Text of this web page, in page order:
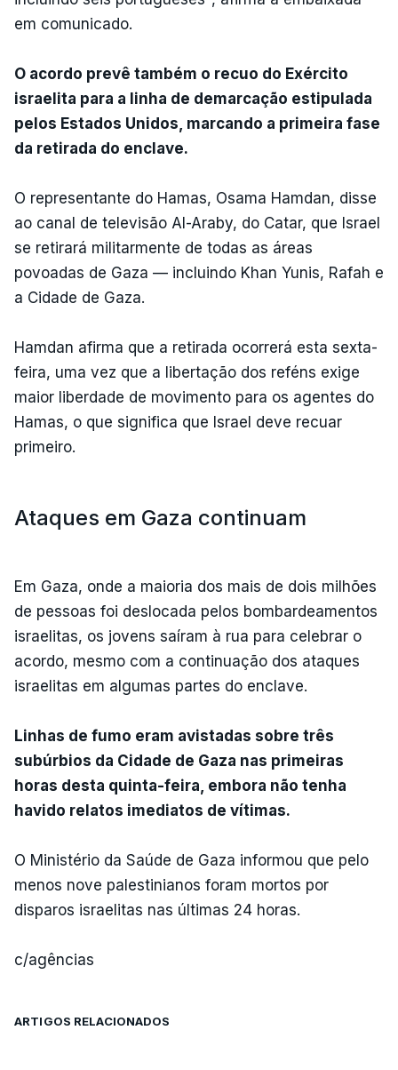
em comunicado.
O acordo prevê também o recuo do Exército
israelita para a linha de demarcação estipulada
pelos Estados Unidos, marcando a primeira fase
da retirada do enclave.
O representante do Hamas, Osama Hamdan, disse
ao canal de televisão Al-Araby, do Catar, que Israel
se retirará militarmente de todas as áreas
povoadas de Gaza — incluindo Khan Yunis, Rafah e
a Cidade de Gaza.
Hamdan afirma que a retirada ocorrerá esta sexta-
feira, uma vez que a libertação dos reféns exige
maior liberdade de movimento para os agentes do
Hamas, o que significa que Israel deve recuar
primeiro.
Ataques em Gaza continuam
Em Gaza, onde a maioria dos mais de dois milhões
de pessoas foi deslocada pelos bombardeamentos
israelitas, os jovens saíram à rua para celebrar o
acordo, mesmo com a continuação dos ataques
israelitas em algumas partes do enclave.
Linhas de fumo eram avistadas sobre três
subúrbios da Cidade de Gaza nas primeiras
horas desta quinta-feira, embora não tenha
havido relatos imediatos de vítimas.
O Ministério da Saúde de Gaza informou que pelo
menos nove palestinianos foram mortos por
disparos israelitas nas últimas 24 horas.
c/agências
ARTIGOS RELACIONADOS